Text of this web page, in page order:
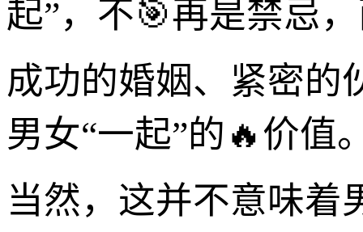
起”，不🎯再是禁忌
成功的婚姻、紧密的
男女“一起”的🔥价值
当然，这并不意味着